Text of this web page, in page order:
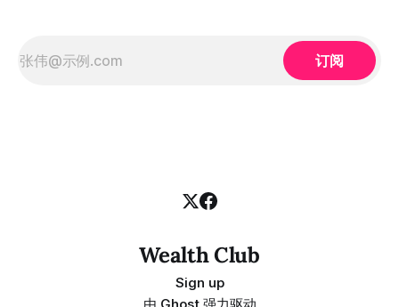
订阅
Wealth Club
Sign up